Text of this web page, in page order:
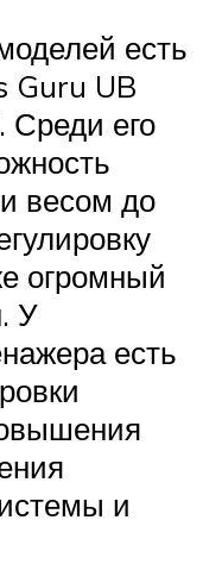
есть
Guru UB
Среди его
весом до
огромный
У
есть
и